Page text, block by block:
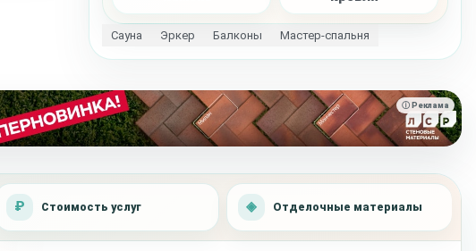
Сауна Эркер Балконы Мастер-спальня
ⓘ Реклама
Стоимость услуг Отделочные материалы